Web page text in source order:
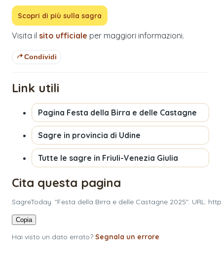
Scopri di più sulla sagra
Visita il sito ufficiale per maggiori informazioni.
Condividi
Link utili
Pagina Festa della Birra e delle Castagne
Sagre in provincia di Udine
Tutte le sagre in Friuli-Venezia Giulia
Cita questa pagina
SagreToday. "Festa della Birra e delle Castagne 2025". URL:
Copia
Hai visto un dato errato? Segnala un errore